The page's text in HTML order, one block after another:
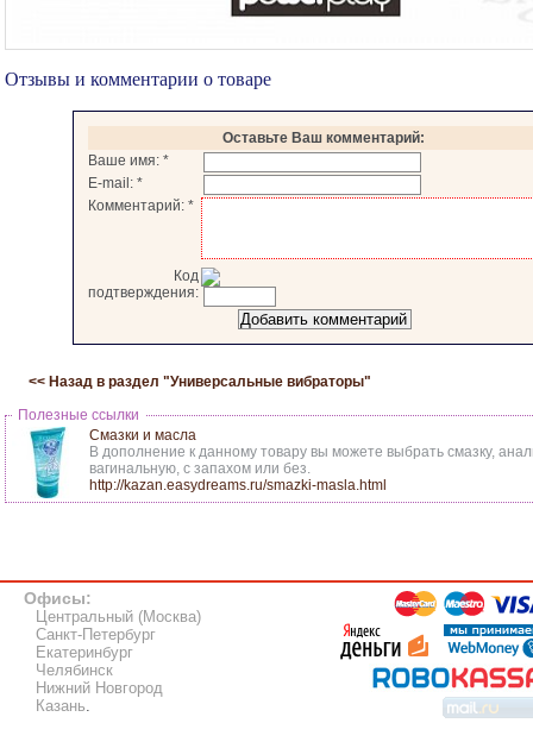
Отзывы и комментарии о товаре
Оставьте Ваш комментарий:
Ваше имя: *
E-mail: *
Комментарий: *
Код
подтверждения:
<< Назад в раздел "Универсальные вибраторы"
Полезные ссылки
Смазки и масла
В дополнение к данному товару вы можете выбрать смазку,
вагинальную, с запахом или без.
http://kazan.easydreams.ru/smazki-masla.html
Офисы:
Центральный (Москва)
Санкт-Петербург
Екатеринбург
Челябинск
Нижний Новгород
Казань.